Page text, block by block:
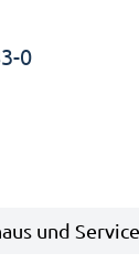
0
und Service